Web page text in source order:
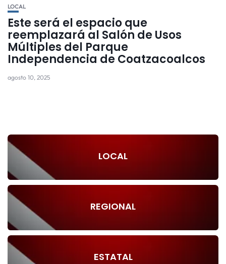
LOCAL
Este será el espacio que
reemplazará al Salón de Usos
Múltiples del Parque
Independencia de Coatzacoalcos
agosto 10, 2025
LOCAL
REGIONAL
ESTATAL